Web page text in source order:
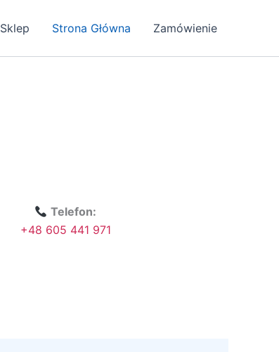
Sklep Strona Główna Zamówienie
Telefon:
+48 605 441 971